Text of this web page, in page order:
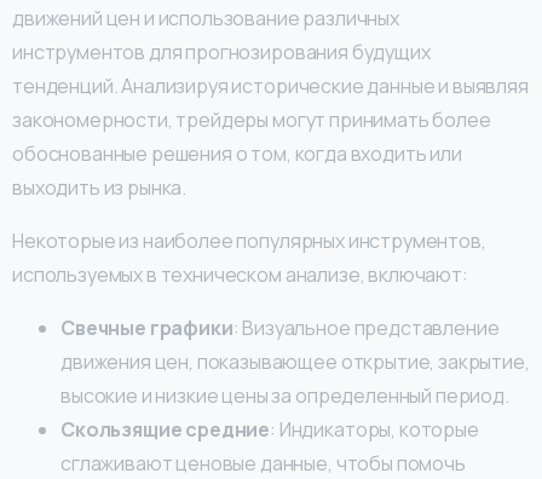
движений цен и использование различных
инструментов для прогнозирования будущих
тенденций. Анализируя исторические данные и выявляя
закономерности, трейдеры могут принимать более
обоснованные решения о том, когда входить или
выходить из рынка.
Некоторые из наиболее популярных инструментов,
используемых в техническом анализе, включают:
Свечные графики: Визуальное представление
движения цен, показывающее открытие, закрытие,
высокие и низкие цены за определенный период.
Скользящие средние: Индикаторы, которые
сглаживают ценовые данные, чтобы помочь